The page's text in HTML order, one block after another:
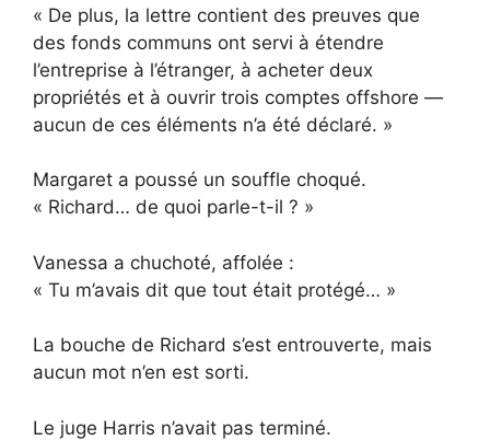
« De plus, la lettre contient des preuves que
des fonds communs ont servi à étendre
l’entreprise à l’étranger, à acheter deux
propriétés et à ouvrir trois comptes offshore —
aucun de ces éléments n’a été déclaré. »
Margaret a poussé un souffle choqué.
« Richard… de quoi parle-t-il ? »
Vanessa a chuchoté, affolée :
« Tu m’avais dit que tout était protégé… »
La bouche de Richard s’est entrouverte, mais
aucun mot n’en est sorti.
Le juge Harris n’avait pas terminé.